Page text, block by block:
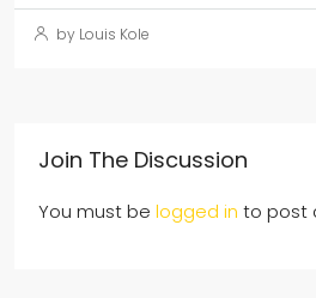
by Louis Kole
Join The Discussion
You must be logged in to post